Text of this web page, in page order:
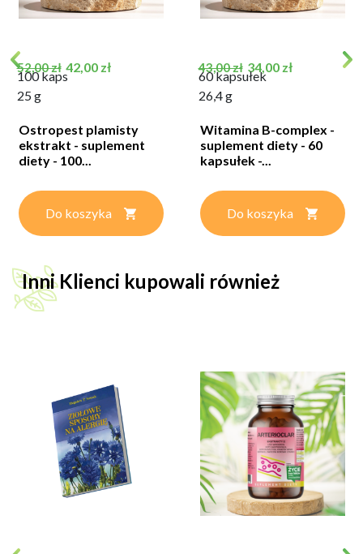
Cena podstawowa
52,00 zł Cena
42,00 zł
100 kaps
25 g
Ostropest plamisty
ekstrakt - suplement
diety - 100...
Do koszyka
Cena podstawowa
43,00 zł Cena
34,00 zł
60 kapsułek
26,4 g
Witamina B-complex -
suplement diety - 60
kapsułek -...
Do koszyka
Inni Klienci kupowali również